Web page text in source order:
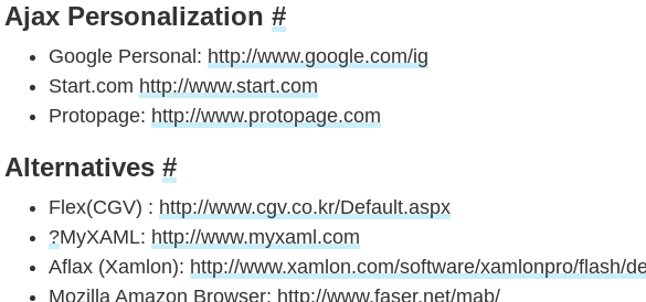
Ajax Personalization #
Google Personal: http://www.google.com/ig
Start.com http://www.start.com
Protopage: http://www.protopage.com
Alternatives #
Flex(CGV) : http://www.cgv.co.kr/Default.aspx
?MyXAML: http://www.myxaml.com
Aflax (Xamlon): http://www.xamlon.com/software/xamlonpro/flash/
Mozilla Amazon Browser: http://www.faser.net/mab/